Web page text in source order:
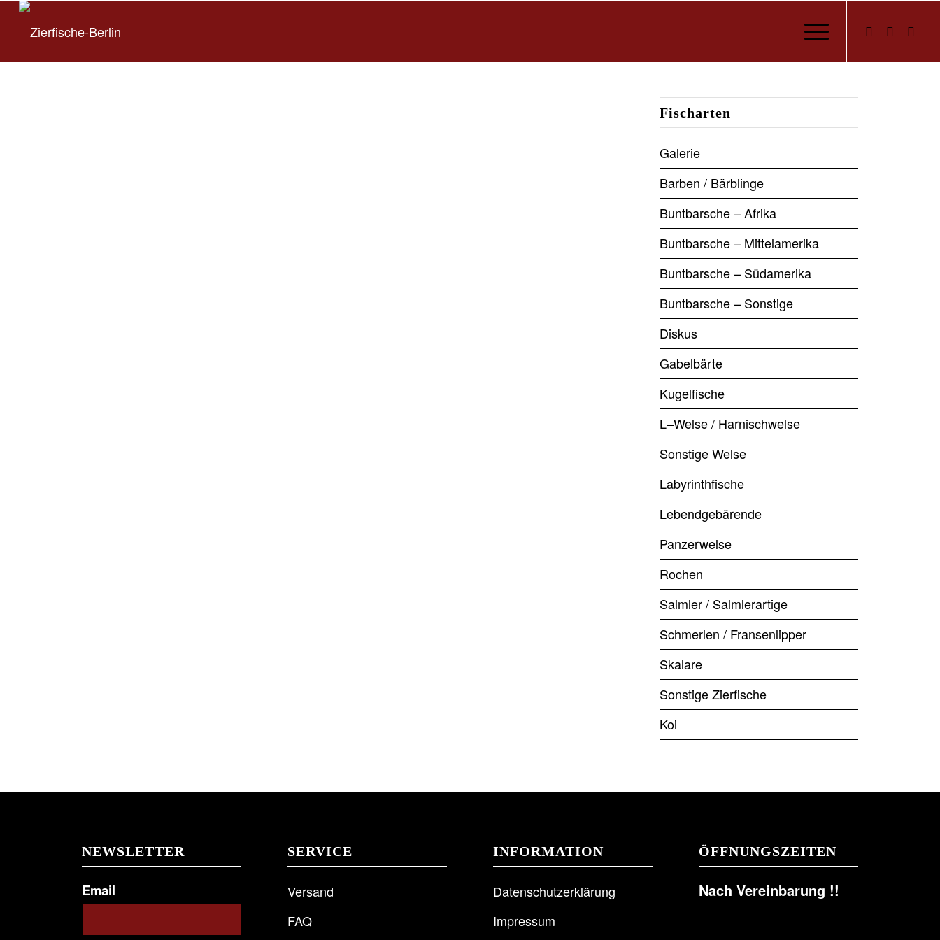
Fischarten
Galerie
Barben / Bärblinge
Buntbarsche – Afrika
Buntbarsche – Mittelamerika
Buntbarsche – Südamerika
Buntbarsche – Sonstige
Diskus
Gabelbärte
Kugelfische
L–Welse / Harnischwelse
Sonstige Welse
Labyrinthfische
Lebendgebärende
Panzerwelse
Rochen
Salmler / Salmlerartige
Schmerlen / Fransenlipper
Skalare
Sonstige Zierfische
Koi
NEWSLETTER
Email
SERVICE
Versand
FAQ
INFORMATION
Datenschutzerklärung
Impressum
ÖFFNUNGSZEITEN
Nach Vereinbarung !!